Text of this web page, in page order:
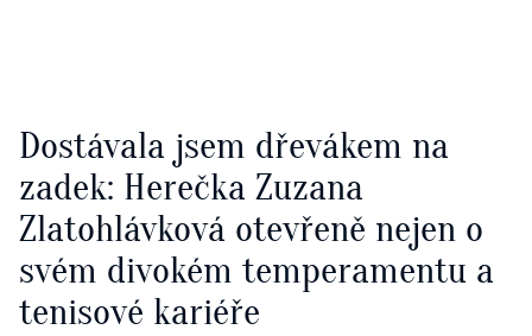
Dostávala jsem dřevákem na
zadek: Herečka Zuzana
Zlatohlávková otevřeně nejen o
svém divokém temperamentu a
tenisové kariéře